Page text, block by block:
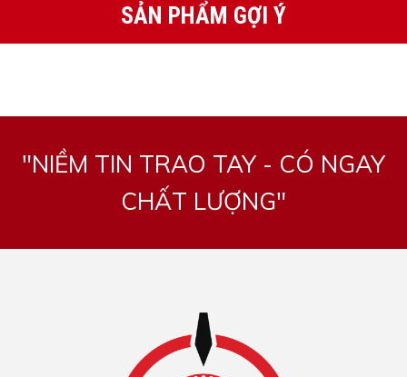
SẢN PHẨM GỢI Ý
"NIỀM TIN TRAO TAY - CÓ NGAY
CHẤT LƯỢNG"